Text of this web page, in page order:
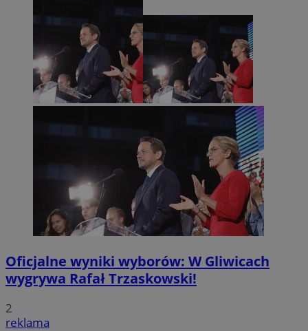
Oficjalne wyniki wyborów: W Gliwicach
wygrywa Rafał Trzaskowski!
2
reklama